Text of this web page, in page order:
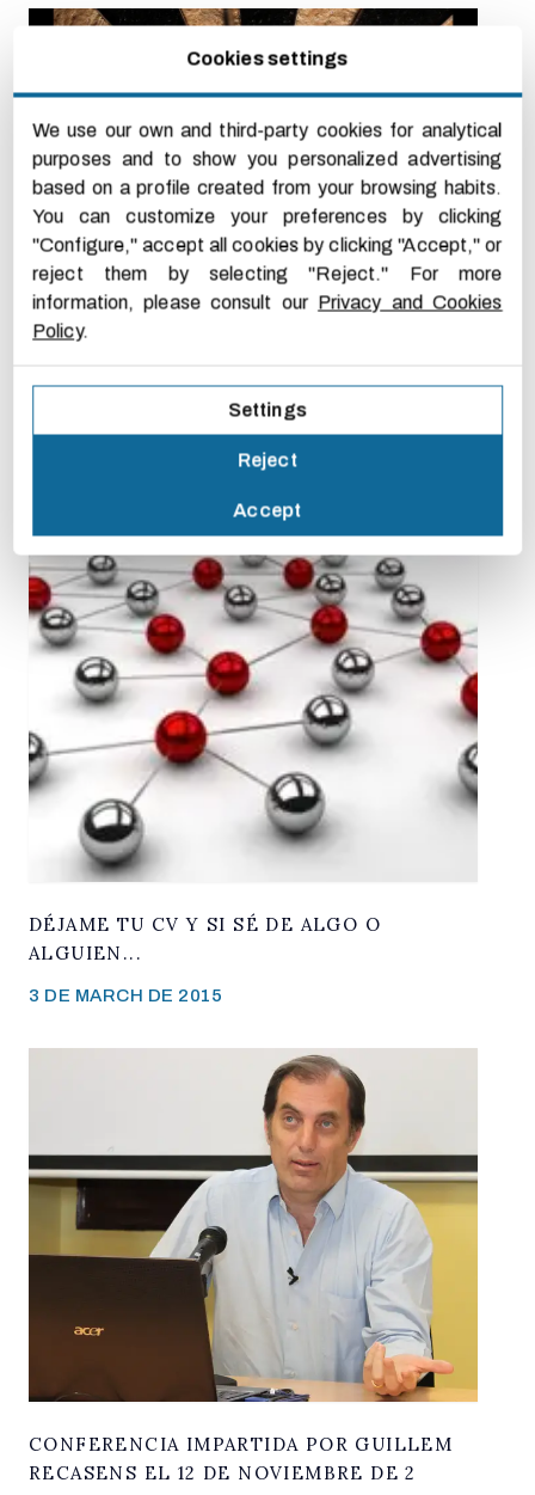
DEDICAMOS MÁS TIEMPO A PLANIFICAR
NUESTRAS VACACIONES QUE A PLA
DÉJAME TU CV Y SI SÉ DE ALGO O
ALGUIEN...
3 DE MARCH DE 2015
CONFERENCIA IMPARTIDA POR GUILLEM
RECASENS EL 12 DE NOVIEMBRE DE 2
Cookies settings
We use our own and third-party cookies for analytical
purposes and to show you personalized advertising
based on a profile created from your browsing habits.
You can customize your preferences by clicking
"Configure," accept all cookies by clicking "Accept," or
reject them by selecting "Reject." For more
information, please consult our Privacy and Cookies
Policy.
Settings
Reject
Accept